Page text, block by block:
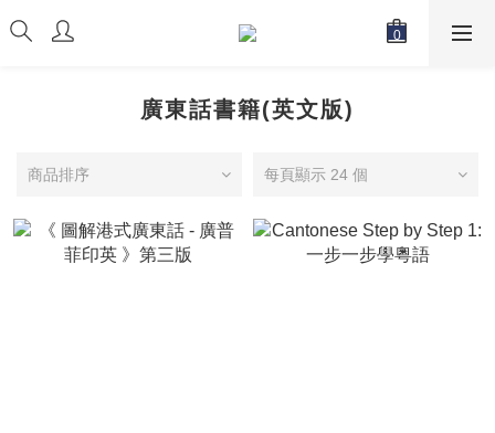
廣東話書籍(英文版)
商品排序 每頁顯示 24 個